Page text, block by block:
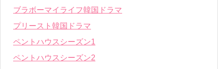
ブラボーマイライフ韓国ドラマ
プリースト韓国ドラマ
ペントハウスシーズン1
ペントハウスシーズン2